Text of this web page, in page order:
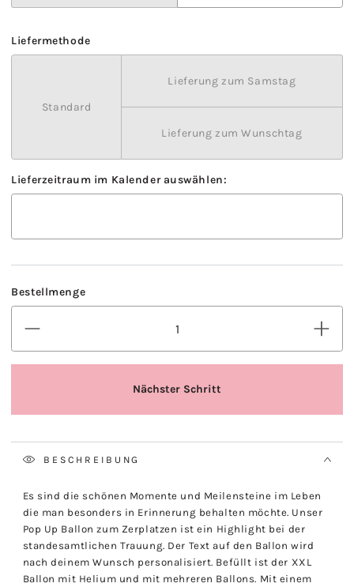
BESCHREIBUNG
Es sind die schönen Momente und Meilensteine im Leben
die man besonders in Erinnerung behalten möchte. Unser
Pop Up Ballon zum Zerplatzen ist ein Highlight bei der
standesamtlichen Trauung. Der Text auf den Ballon wird
nach deinem Wunsch personalisiert. Befüllt ist der XXL
Ballon mit Helium und mit mehreren Ballons. Mit einem